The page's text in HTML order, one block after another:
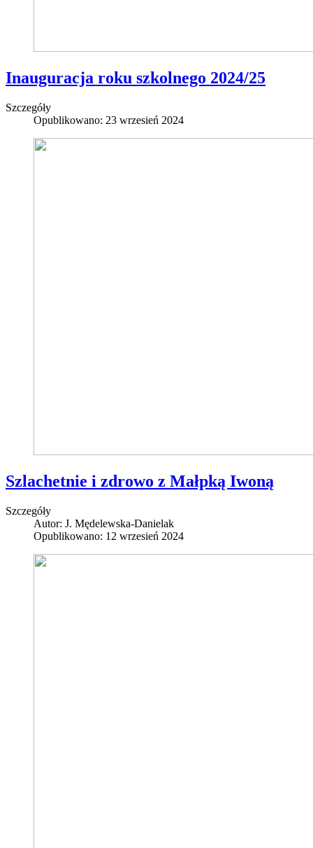
Inauguracja roku szkolnego 2024/25
Szczegóły
Opublikowano: 23 wrzesień 2024
Szlachetnie i zdrowo z Małpką Iwoną
Szczegóły
Autor: J. Mędelewska-Danielak
Opublikowano: 12 wrzesień 2024